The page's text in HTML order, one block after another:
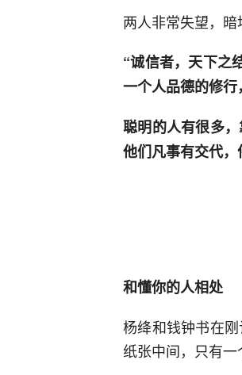
两人非常失望，暗
“诚信者，天下之
一个人品德的修行
聪明的人有很多
他们凡事有交代，
和懂你的人相处
杨绛和钱钟书在
纸张中间，只有一